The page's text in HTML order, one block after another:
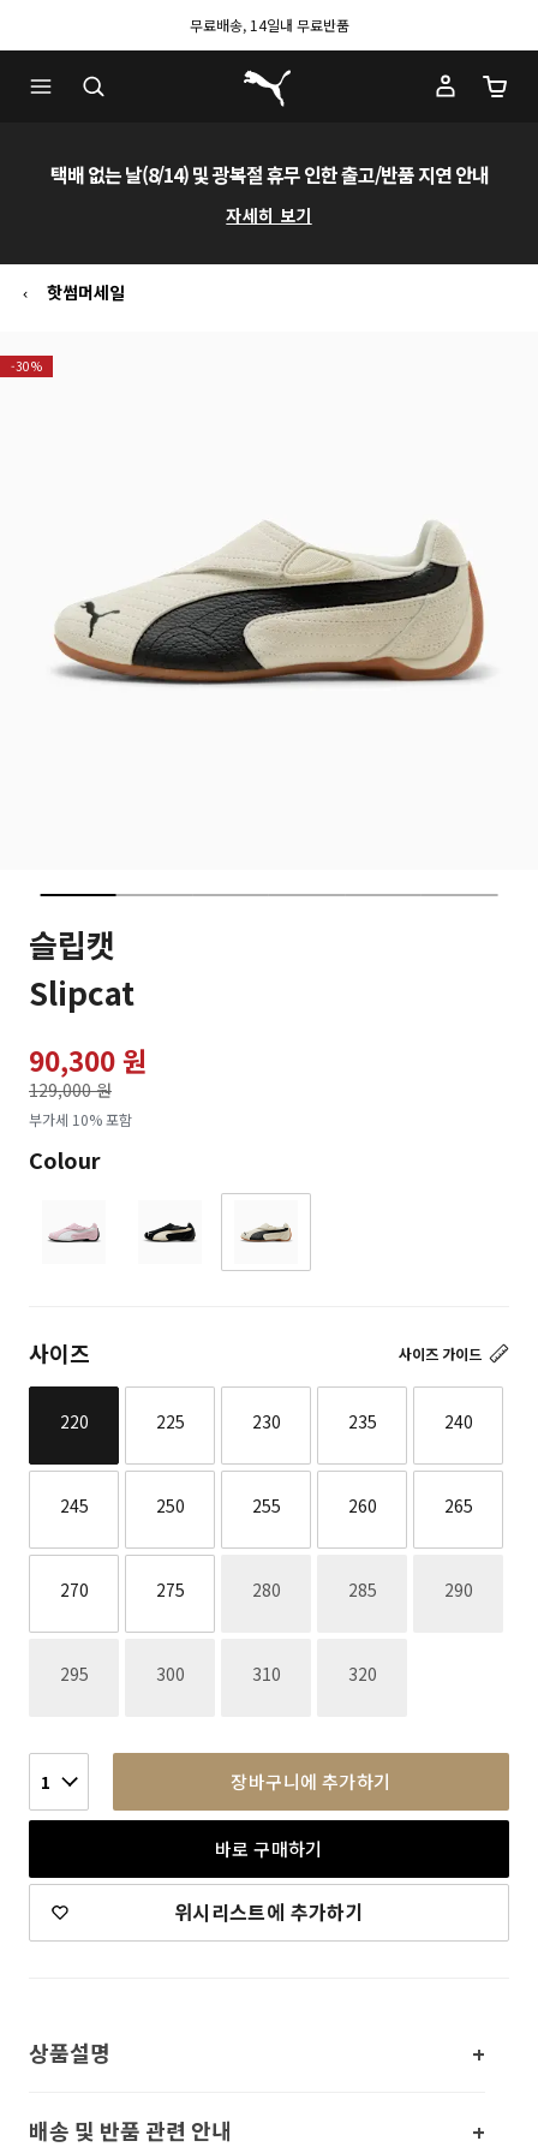
무료배송, 14일내 무료반품
푸마 홈
장바
택배 없는 날(8/14) 및 광복절 휴무 인한 출고/반품 지연 안내
자세히 보기
핫썸머세일
-30%
슬립캣
Slipcat
90,300 원
129,000 원
로
부가세 10% 포함
Colour
사이즈 가이드
사이즈
220 225 230 235 240
245 250 255 260 265
270 275 280재고없음 285재고없음 290재고없음
295재고없음 300재고없음 310재고없음 320재고없음
1 장바구니에 추가하기
바로 구매하기
위시리스트에 추가하기
상품설명
배송 및 반품 관련 안내